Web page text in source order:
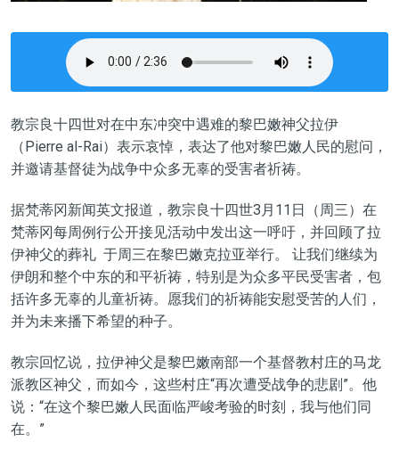
教宗良十四世对在中东冲突中遇难的黎巴嫩神父拉伊
（Pierre al-Rai）表示哀悼，表达了他对黎巴嫩人民的慰问，
并邀请基督徒为战争中众多无辜的受害者祈祷。
据梵蒂冈新闻英文报道，教宗良十四世3月11日（周三）在
梵蒂冈每周例行公开接见活动中发出这一呼吁，并回顾了拉
伊神父的葬礼 于周三在黎巴嫩克拉亚举行。 让我们继续为
伊朗和整个中东的和平祈祷，特别是为众多平民受害者，包
括许多无辜的儿童祈祷。愿我们的祈祷能安慰受苦的人们，
并为未来播下希望的种子。
教宗回忆说，拉伊神父是黎巴嫩南部一个基督教村庄的马龙
派教区神父，而如今，这些村庄“再次遭受战争的悲剧”。他
说：“在这个黎巴嫩人民面临严峻考验的时刻，我与他们同
在。”